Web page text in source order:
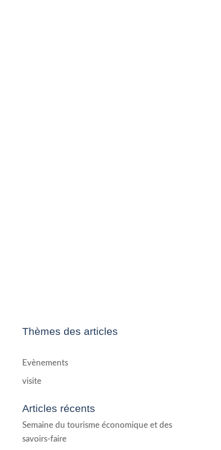
Thèmes des articles
Evènements
visite
Articles récents
Semaine du tourisme économique et des
savoirs-faire